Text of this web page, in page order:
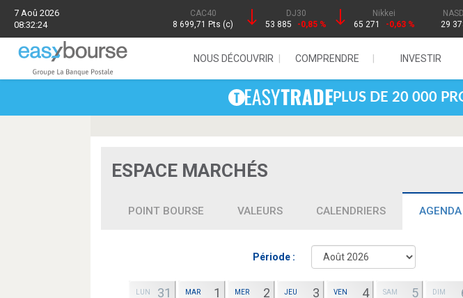
7 Aoû 2026
08:32:24
CAC40
8 699,71 Pts (c)
DJ30
53 885
-0,85 %
Nikkei
65 271
-0,63 %
29
NOUS DÉCOUVRIR COMPRENDRE INVESTIR
PLUS DE 20 000
ESPACE MARCHÉS
POINT BOURSE VALEURS CALENDRIERS AGENDA
Période :
LUN 31 MAR 1 MER 2 JEU 3 VEN 4 SAM 5 DIM